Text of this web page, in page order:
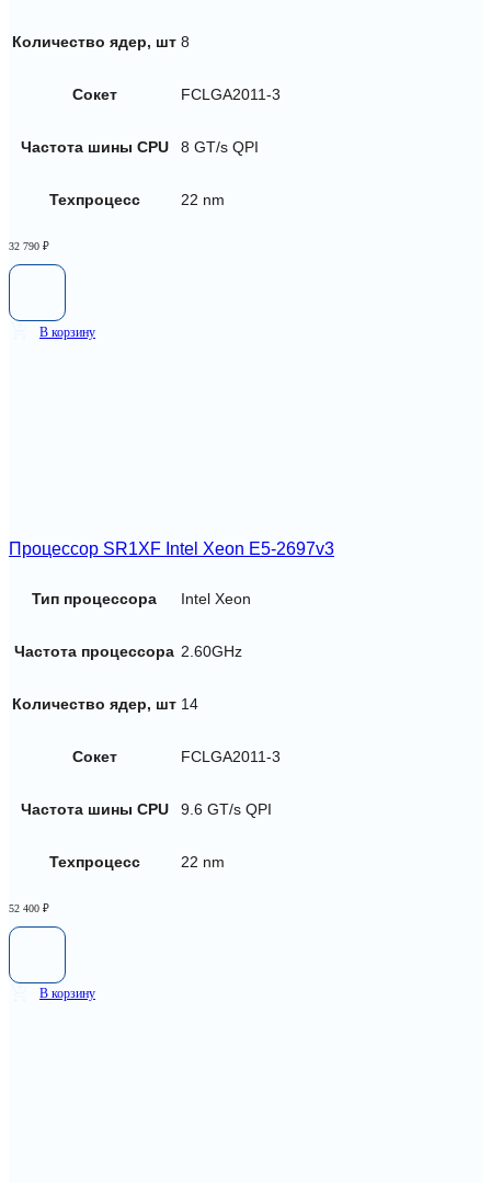
Количество ядер, шт 8
Сокет FCLGA2011-3
Частота шины CPU 8 GT/s QPI
Техпроцесс 22 nm
32 790 ₽
В корзину
Процессор SR1XF Intel Xeon E5-2697v3
Тип процессора Intel Xeon
Частота процессора 2.60GHz
Количество ядер, шт 14
Сокет FCLGA2011-3
Частота шины CPU 9.6 GT/s QPI
Техпроцесс 22 nm
52 400 ₽
В корзину